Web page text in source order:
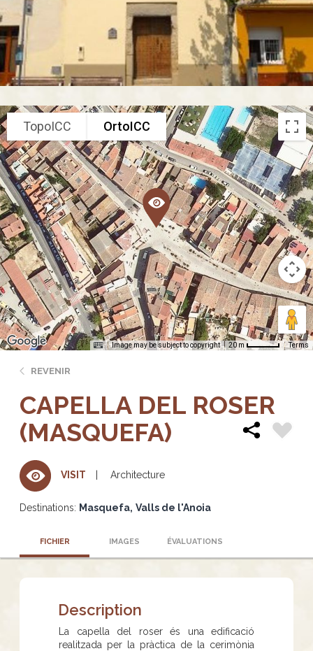
TopoICC OrtoICC
Image may be subject to copyright 20 m Terms
REVENIR
CAPELLA DEL ROSER
(MASQUEFA)
VISIT Architecture
Destinations: Masquefa Valls de l'Anoia
FICHIER IMAGES ÉVALUATIONS
Description
La capella del roser és una edificació
realitzada per la pràctica de la cerimònia